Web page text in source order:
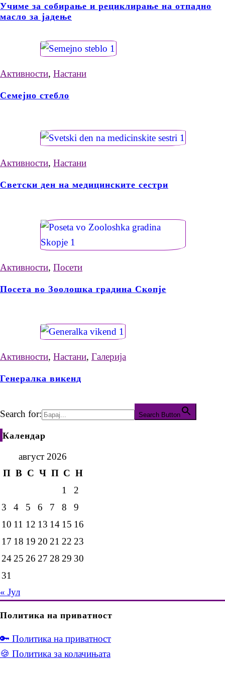
Учиме за собирање и рециклирање на отпадно
масло за јадење
Активности, Настани
Семејно стебло
Активности, Настани
Светски ден на медицинските сестри
Активности, Посети
Посета во Зоолошка градина Скопје
Активности, Настани, Галерија
Генералка викенд
Search for: Search Button
Календар
август 2026
П В С Ч П С Н
1
2
3
4 5 6 7 8
9
10 11 12 13 14 15 16
17 18 19 20 21 22 23
24 25 26 27 28 29 30
31
« Јул
Политика на приватност
🔑 Политика на приватност
🍪 Политика за колачињата